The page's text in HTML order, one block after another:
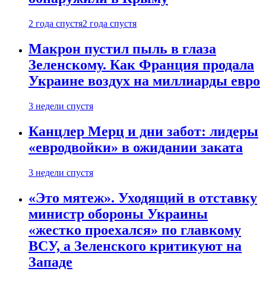
2 года спустя2 года спустя
Макрон пустил пыль в глаза
Зеленскому. Как Франция продала
Украине воздух на миллиарды евро
3 недели спустя
Канцлер Мерц и дни забот: лидеры
«евродвойки» в ожидании заката
3 недели спустя
«Это мятеж». Уходящий в отставку
министр обороны Украины
«жестко проехался» по главкому
ВСУ, а Зеленского критикуют на
Западе